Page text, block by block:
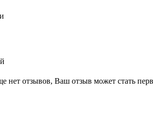
нет отзывов, Ваш отзыв может стать